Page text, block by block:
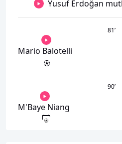
Yusuf Erdoğan
81’
Mario Balotelli
90’
M'Baye Niang